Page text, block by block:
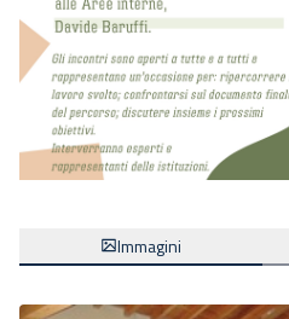
Immagini